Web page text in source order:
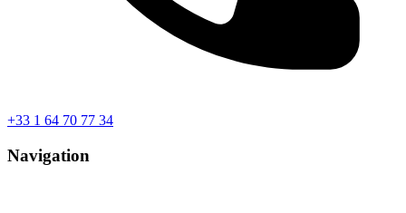
+33 1 64 70 77 34
Navigation